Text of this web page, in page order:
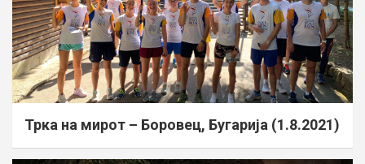
Трка на мирот – Боровец, Бугарија (1.8.2021)